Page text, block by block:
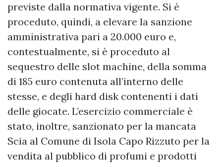
previste dalla normativa vigente. Si è
proceduto, quindi, a elevare la sanzione
amministrativa pari a 20.000 euro e,
contestualmente, si è proceduto al
sequestro delle slot machine, della somma
di 185 euro contenuta all’interno delle
stesse, e degli hard disk contenenti i dati
delle giocate. L’esercizio commerciale è
stato, inoltre, sanzionato per la mancata
Scia al Comune di Isola Capo Rizzuto per la
vendita al pubblico di profumi e prodotti